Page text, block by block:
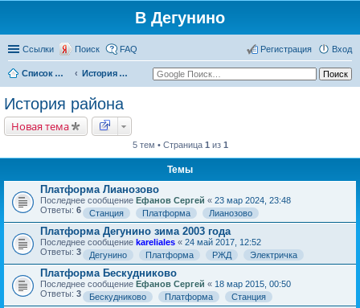
В Дегунино
Ссылки Поиск FAQ Вход
Регистрация
Список форумов История района
История района
Новая тема
5 тем • Страница 1 из 1
Темы
Платформа Лианозово
Последнее сообщение Ефанов Сергей « 23 мар 2024, 23:48
Ответы: 6 Станция Платформа Лианозово
Платформа Дегунино зима 2003 года
Последнее сообщение kareliales « 24 май 2017, 12:52
Ответы: 3 Дегунино Платформа РЖД Электричка
Платформа Бескудниково
Последнее сообщение Ефанов Сергей « 18 мар 2015, 00:50
Ответы: 3 Бескудниково Платформа Станция